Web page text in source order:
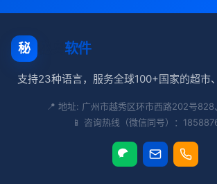
秘 软件
支持23种语言，服务全球100+国家的超市
📍 地址: 广州市越秀区环市西路202号
📱 咨询热线（微信同号）：